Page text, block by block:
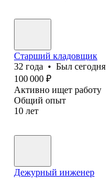
Старший кладовщик
32 года • Был сегодня
100 000 ₽
Активно ищет работу
Общий опыт
10 лет
Дежурный инженер